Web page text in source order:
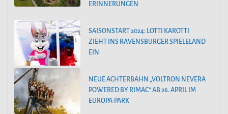
ERINNERUNGEN
SAISONSTART 2024: LOTTI KAROTTI
ZIEHT INS RAVENSBURGER SPIELELAND
EIN
NEUE ACHTERBAHN „VOLTRON NEVERA
POWERED BY RIMAC“ AB 26. APRIL IM
EUROPA-PARK